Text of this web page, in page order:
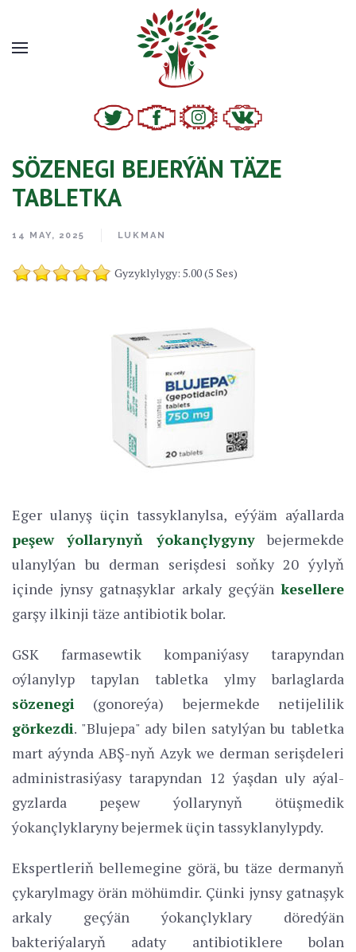
SÖZENEGI BEJERÝÄN TÄZE
TABLETKA
14 MAY, 2025 LUKMAN
Gyzyklylygy: 5.00 (5 Ses)
Eger ulanyş üçin tassyklanylsa, eýýäm aýallarda
peşew ýollarynyň ýokançlygynybejermekde
ulanylýan bu derman serişdesi soňky 20 ýylyň
içinde jynsy gatnaşyklar arkaly geçýän kesellere
garşy ilkinji täze antibiotik bolar.
GSK farmasewtik kompaniýasy tarapyndan
oýlanylyp tapylan tabletka ylmy barlaglarda
sözenegi (gonoreýa) bejermekde netijelilik
görkezdi. "Blujepa" ady bilen satylýan bu tabletka
mart aýynda ABŞ-nyň Azyk we derman serişdeleri
administrasiýasy tarapyndan 12 ýaşdan uly aýal-
gyzlarda peşew ýollarynyň ötüşmedik
ýokançlyklaryny bejermek üçin tassyklanylypdy.
Ekspertleriň bellemegine görä, bu täze dermanyň
çykarylmagy örän möhümdir. Çünki jynsy gatnaşyk
arkaly geçýän ýokançlyklary döredýän
bakteriýalaryň adaty antibiotiklere bolan